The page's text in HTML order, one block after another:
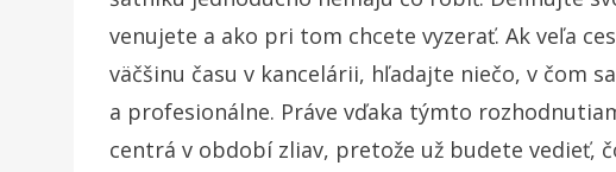
venujete a ako pri tom chcete vyzerať. Ak veľa
väčšinu času v kancelárii, hľadajte niečo, v čom
a profesionálne. Práve vďaka týmto
centrá v období zliav, pretože už budete vedieť,